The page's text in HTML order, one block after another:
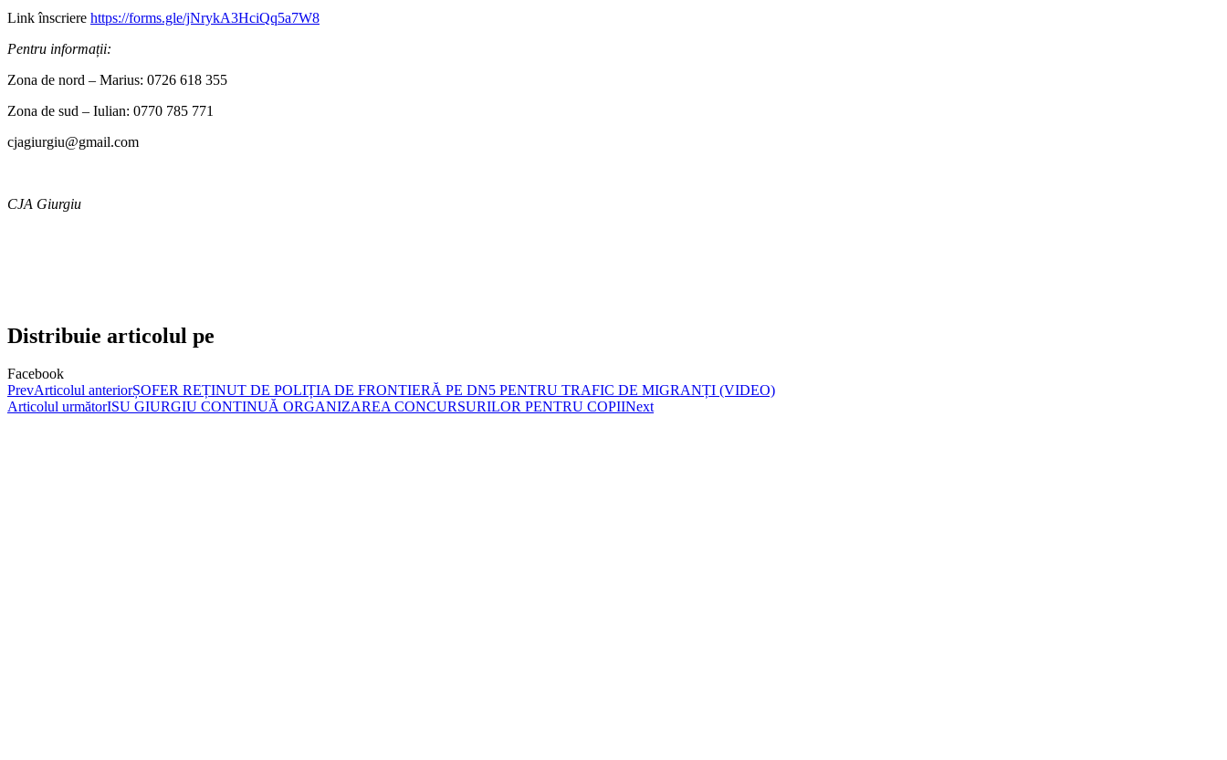
Link înscriere https://forms.gle/jNrykA3HciQq5a7W8
Pentru informații:
Zona de nord – Marius: 0726 618 355
Zona de sud – Iulian: 0770 785 771
cjagiurgiu@gmail.com
CJA Giurgiu
Distribuie articolul pe
Facebook
PrevArticolul anteriorȘOFER REȚINUT DE POLIȚIA DE FRONTIERĂ PE DN5 PENTRU TRAFIC DE MIGRANȚI (VIDEO)
Articolul următorISU GIURGIU CONTINUĂ ORGANIZAREA CONCURSURILOR PENTRU COPIINext